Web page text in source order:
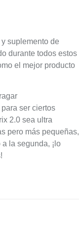
suplemento de
durante todos estos
el mejor producto
ser ciertos
2.0 sea ultra
pero más pequeñas,
la segunda, ¡lo